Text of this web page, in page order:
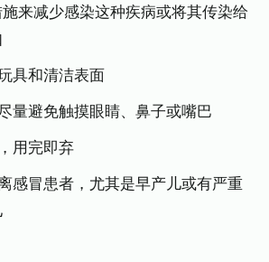
来减少感染这种疾病或将其传染给
具和清洁表面
量避免触摸眼睛、鼻子或嘴巴
用完即弃
感冒患者，尤其是早产儿或有严重